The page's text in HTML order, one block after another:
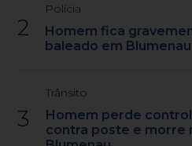
2
Polícia
Homem fica
baleado em Blumenau
3
Trânsito
Homem perde
contra poste e morre